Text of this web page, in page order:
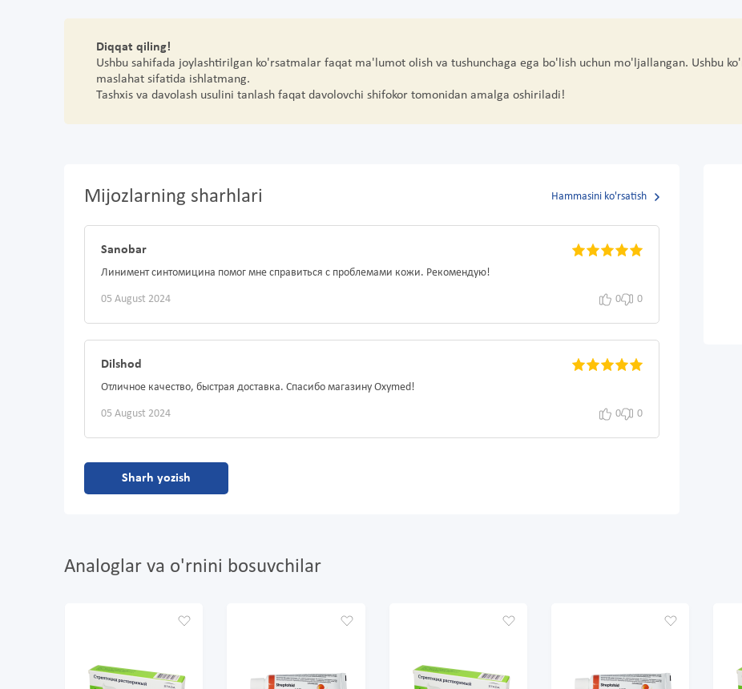
Diqqat qiling!
Ushbu sahifada joylashtirilgan ko'rsatmalar faqat ma'lumot olish va tushunchaga ega bo'lish uchun mo'ljallangan. Ushbu
maslahat sifatida ishlatmang.
Tashxis va davolash usulini tanlash faqat davolovchi shifokor tomonidan amalga oshiriladi!
Mijozlarning sharhlari Hammasini ko'rsatish
Sanobar
Линимент синтомицина помог мне справиться с проблемами кожи. Рекомендую!
05 August 2024 0 0
Dilshod
Отличное качество, быстрая доставка. Спасибо магазину Oxymed!
05 August 2024 0 0
Sharh yozish
Analoglar va o'rnini bosuvchilar